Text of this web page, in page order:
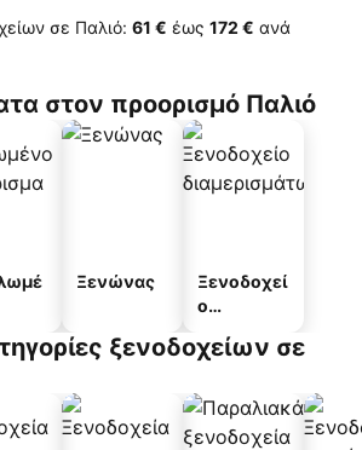
σε Παλιό: ‎61 € έως ‎172 € ανά
στον προορισμό Παλιό
Ξενώνας
Ξενοδοχεί
ο
άτων
ξενοδοχείων σε